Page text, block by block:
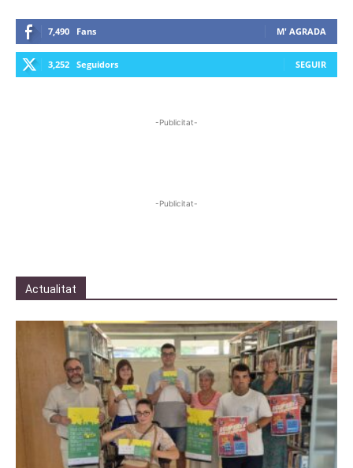
7,490 Fans M' AGRADA
3,252 Seguidors SEGUIR
-Publicitat-
-Publicitat-
Actualitat